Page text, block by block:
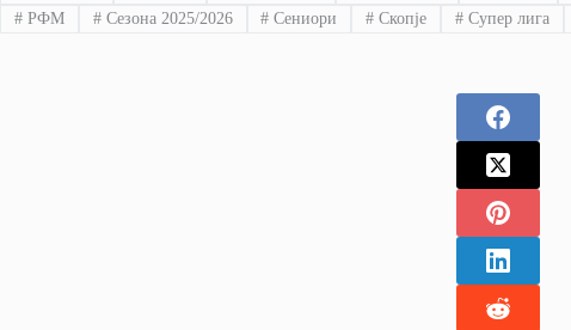
#РФМ #Сезона 2025/2026 # Сениори # Скопје # Супер лига